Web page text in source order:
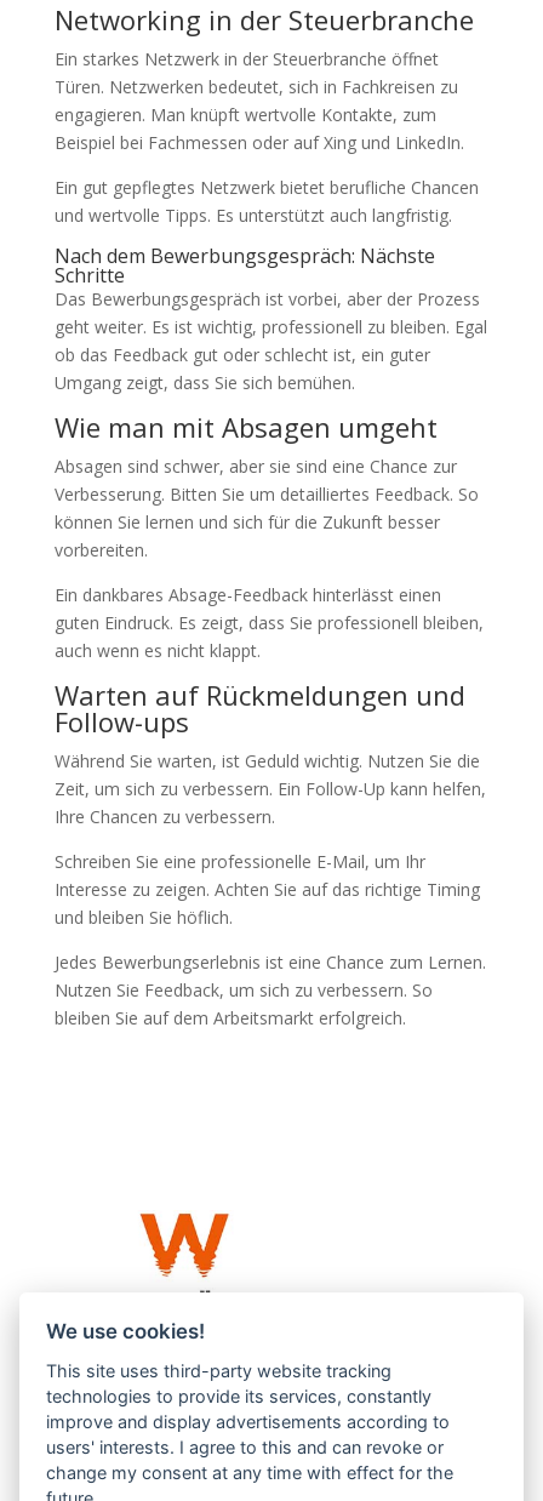
Networking in der Steuerbranche
Ein starkes Netzwerk in der Steuerbranche öffnet
Türen. Netzwerken bedeutet, sich in Fachkreisen zu
engagieren. Man knüpft wertvolle Kontakte, zum
Beispiel bei Fachmessen oder auf Xing und LinkedIn.
Ein gut gepflegtes Netzwerk bietet berufliche Chancen
und wertvolle Tipps. Es unterstützt auch langfristig.
Nach dem Bewerbungsgespräch: Nächste
Schritte
Das Bewerbungsgespräch ist vorbei, aber der Prozess
geht weiter. Es ist wichtig, professionell zu bleiben. Egal
ob das Feedback gut oder schlecht ist, ein guter
Umgang zeigt, dass Sie sich bemühen.
Wie man mit Absagen umgeht
Absagen sind schwer, aber sie sind eine Chance zur
Verbesserung. Bitten Sie um detailliertes Feedback. So
können Sie lernen und sich für die Zukunft besser
vorbereiten.
Ein dankbares Absage-Feedback hinterlässt einen
guten Eindruck. Es zeigt, dass Sie professionell bleiben,
auch wenn es nicht klappt.
Warten auf Rückmeldungen und
Follow-ups
Während Sie warten, ist Geduld wichtig. Nutzen Sie die
Zeit, um sich zu verbessern. Ein Follow-Up kann helfen,
Ihre Chancen zu verbessern.
Schreiben Sie eine professionelle E-Mail, um Ihr
Interesse zu zeigen. Achten Sie auf das richtige Timing
und bleiben Sie höflich.
Jedes Bewerbungserlebnis ist eine Chance zum Lernen.
Nutzen Sie Feedback, um sich zu verbessern. So
bleiben Sie auf dem Arbeitsmarkt erfolgreich.
Westküste UG (haftungsbeschränkt)
Menzlingen 14 B
51503 Rösrath
We use cookies!
This site uses third-party website tracking
technologies to provide its services, constantly
improve and display advertisements according to
users' interests. I agree to this and can revoke or
change my consent at any time with effect for the